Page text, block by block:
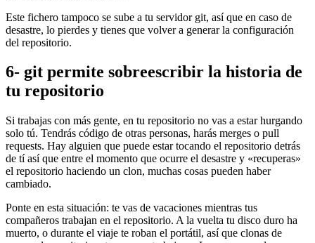
Este fichero tampoco se sube a tu servidor git, así que en caso de
desastre, lo pierdes y tienes que volver a generar la configuración
del repositorio.
6- git permite sobreescribir la historia de
tu repositorio
Si trabajas con más gente, en tu repositorio no vas a estar hurgando
solo tú. Tendrás código de otras personas, harás merges o pull
requests. Hay alguien que puede estar tocando el repositorio detrás
de tí así que entre el momento que ocurre el desastre y «recuperas»
el repositorio haciendo un clon, muchas cosas pueden haber
cambiado.
Ponte en esta situación: te vas de vacaciones mientras tus
compañeros trabajan en el repositorio. A la vuelta tu disco duro ha
muerto, o durante el viaje te roban el portátil, así que clonas de